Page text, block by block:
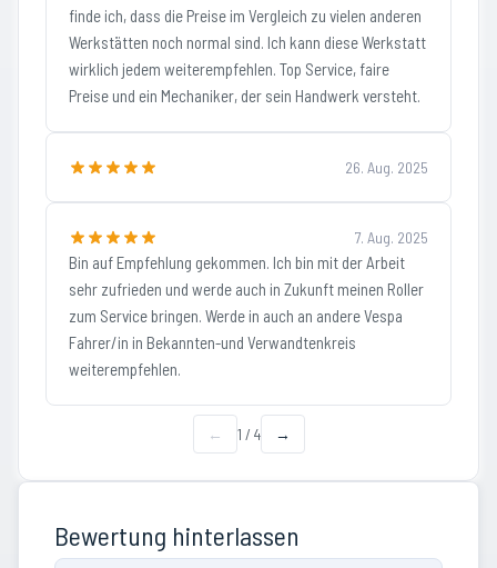
finde ich, dass die Preise im Vergleich zu vielen anderen
Werkstätten noch normal sind. Ich kann diese Werkstatt
wirklich jedem weiterempfehlen. Top Service, faire
Preise und ein Mechaniker, der sein Handwerk versteht.
26. Aug. 2025
7. Aug. 2025
Bin auf Empfehlung gekommen. Ich bin mit der Arbeit
sehr zufrieden und werde auch in Zukunft meinen Roller
zum Service bringen. Werde in auch an andere Vespa
Fahrer/in in Bekannten-und Verwandtenkreis
weiterempfehlen.
← 1 / 4 →
Bewertung hinterlassen